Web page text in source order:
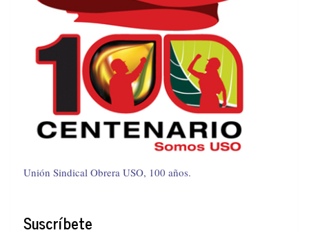
Unión Sindical Obrera USO, 100 años.
Suscríbete